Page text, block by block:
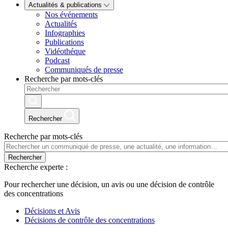
Actualités & publications
Nos événements
Actualités
Infographies
Publications
Vidéothéque
Podcast
Communiqués de presse
Recherche par mots-clés
Rechercher
Recherche par mots-clés
Rechercher
Recherche experte :
Pour rechercher une décision, un avis ou une décision de contrôle
des concentrations
Décisions et Avis
Décisions de contrôle des concentrations